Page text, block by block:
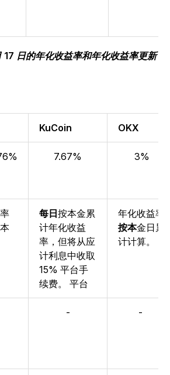
日的年化收益率和年化收益率更新
KuCoin OKX
7.67% 3%
每日按本金累
计年化收益
率 ，但将从应
计利息中收取
15% 平台手
续费。
平台
年化收益率
按本金日累
计计算。
- -